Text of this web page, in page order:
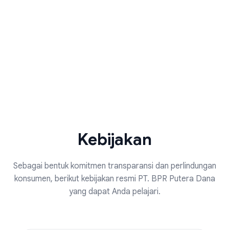
Kebijakan
Sebagai bentuk komitmen transparansi dan perlindungan
konsumen, berikut kebijakan resmi PT. BPR Putera Dana
yang dapat Anda pelajari.